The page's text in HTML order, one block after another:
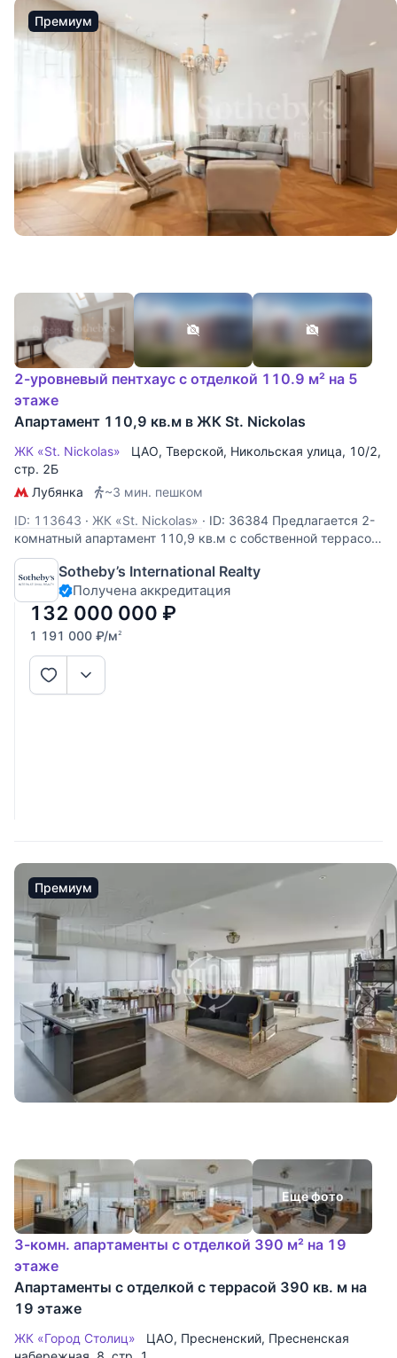
Премиум
2-уровневый пентхаус с отделкой 110.9 м² на 5
этаже
Апартамент 110,9 кв.м в ЖК St. Nickolas
ЖК «St. Nickolas» ЦАО, Тверской, Никольская улица, 10/2,
стр. 2Б
Лубянка
~3 мин. пешком
ID: 113643 · ЖК «St. Nickolas» · ID: 36384 Предлагается 2-
комнатный апартамент 110,9 кв.м с собственной террасой
на 5 этаже кирпично-монолитного дома St. Nickolas –
современные апартаменты премиального класса в
отреставрированном историческом доме XIX века. В
выразительном облике
Sotheby’s International Realty
Получена аккредитация
132 000 000 ₽
1 191 000 ₽/м2
Премиум
Еще фото
3-комн. апартаменты с отделкой 390 м² на 19
этаже
Апартаменты с отделкой с террасой 390 кв. м на
19 этаже
ЖК «Город Столиц» ЦАО, Пресненский, Пресненская